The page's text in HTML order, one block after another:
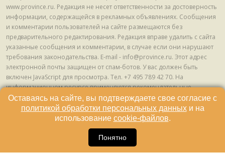
www.province.ru. Редакция не несет ответственности за достоверность
информации, содержащейся в рекламных объявлениях. Сообщения
и комментарии пользователей на сайте размещаются без
предварительного редактирования. Редакция вправе удалить с сайта
указанные сообщения и комментарии, в случае если они нарушают
требования законодательства. E-mail - info@province.ru. Этот адрес
электронной почты защищен от спам-ботов. У вас должен быть
включен JavaScript для просмотра. Tел. +7 495 789 42 70. На
информационном ресурсе применяются рекомендательные
технологии (информационные технологии предоставления
информации на основе сбора, систематизации и анализа сведений,
относящихся к предпочтениям пользователей сети "Интернет",
находящихся на территории Российской Федерации) © ООО ИД
Оставаясь на сайте, вы подтверждаете свое согласие с
политикой обработки персональных данныхи на
использование cookie-файлов.
Понятно